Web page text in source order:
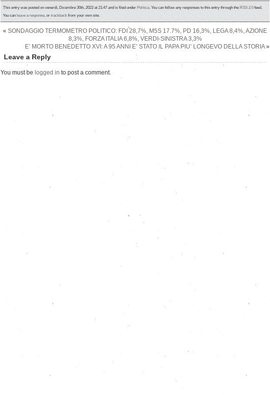
This entry was posted on venerdì, Dicembre 30th, 2022 at 21:47 and is filed underPolitica. You can follow any responses to this entry through theRSS 2.0feed.
You canleave a response, ortrackbackfrom your own site.
« SONDAGGIO TERMOMETRO POLITICO: FDI 28,7%, M5S 17.7%, PD 16,3%, LEGA 8,4%, AZIONE
8,3%, FORZA ITALIA 6,8%, VERDI-SINISTRA 3,3%
E’ MORTO BENEDETTO XVI: A 95 ANNI E’ STATO IL PAPA PIU’ LONGEVO DELLA STORIA»
Leave a Reply
You must be logged in to post a comment.